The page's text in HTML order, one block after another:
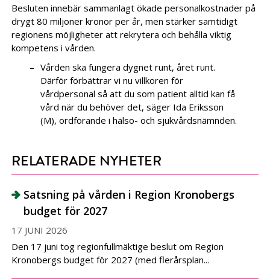
Besluten innebär sammanlagt ökade personalkostnader på
drygt 80 miljoner kronor per år, men stärker samtidigt
regionens möjligheter att rekrytera och behålla viktig
kompetens i vården.
Vården ska fungera dygnet runt, året runt.
Därför förbättrar vi nu villkoren för
vårdpersonal så att du som patient alltid kan få
vård när du behöver det, säger Ida Eriksson
(M), ordförande i hälso- och sjukvårdsnämnden.
RELATERADE NYHETER
Satsning på vården i Region Kronobergs
budget för 2027
17 JUNI 2026
Den 17 juni tog regionfullmäktige beslut om Region
Kronobergs budget för 2027 (med flerårsplan...